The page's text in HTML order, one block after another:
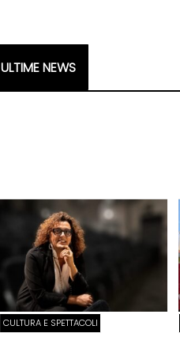
ULTIME NEWS
CULTURA E SPETTACOLI